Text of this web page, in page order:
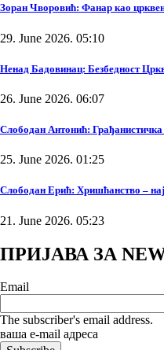
Зоран Чворовић: Фанар као
29. June 2026. 05:10
Ненад Бадовинац: Безбедност
26. June 2026. 06:07
Слободан Антонић:
25. June 2026. 01:25
Слободан Ерић: Хришћанство –
21. June 2026. 05:23
ПРИЈАВА ЗА
Email
The subscriber's email address.
ваша е-mail адреса